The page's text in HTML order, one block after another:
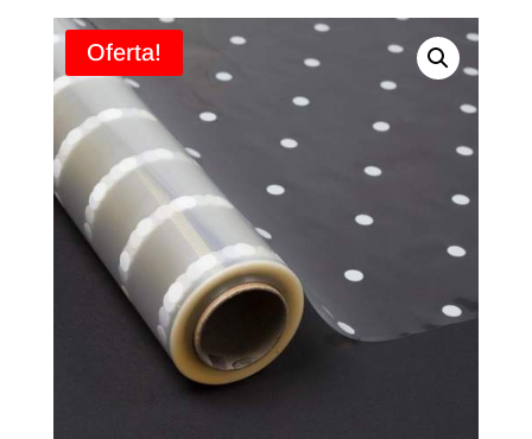
Oferta!